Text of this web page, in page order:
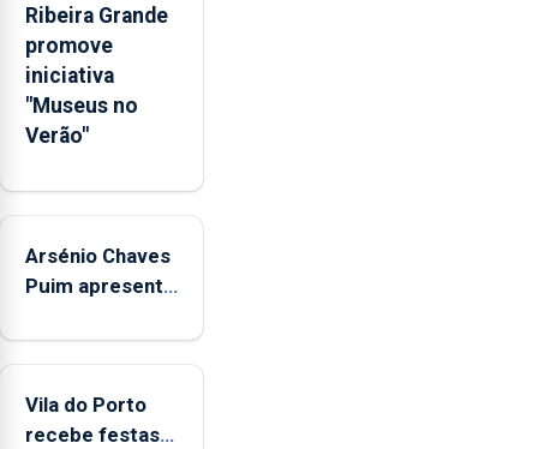
e
sociais
junto
das
crianças
Ribeira Grande
promove
iniciativa
"Museus no
Verão"
Arsénio Chaves
Puim apresenta
Biblioteca de
Vila do Porto
recebe festas